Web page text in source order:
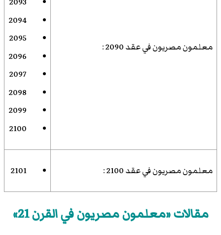
معلمون مصريون في عقد 2090 :
2094
2095
2096
2097
2098
2099
2100
معلمون مصريون في عقد 2100 :
2101
مقالات «معلمون مصريون في القرن 21»